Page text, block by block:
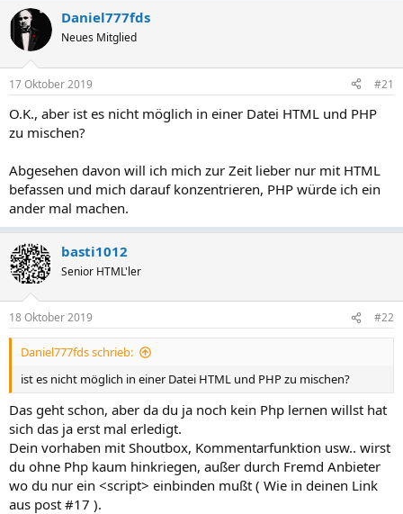
Daniel777fds
Neues Mitglied
17 Oktober 2019 #21
O.K., aber ist es nicht möglich in einer Datei HTML und PHP
zu mischen?
Abgesehen davon will ich mich zur Zeit lieber nur mit HTML
befassen und mich darauf konzentrieren, PHP würde ich ein
ander mal machen.
basti1012
Senior HTML'ler
18 Oktober 2019 #22
Daniel777fds schrieb:
ist es nicht möglich in einer Datei HTML und PHP zu mischen?
Das geht schon, aber da du ja noch kein Php lernen willst hat
sich das ja erst mal erledigt.
Dein vorhaben mit Shoutbox, Kommentarfunktion usw.. wirst
du ohne Php kaum hinkriegen, außer durch Fremd Anbieter
wo du nur ein <script> einbinden mußt ( Wie in deinen Link
aus post #17 ).